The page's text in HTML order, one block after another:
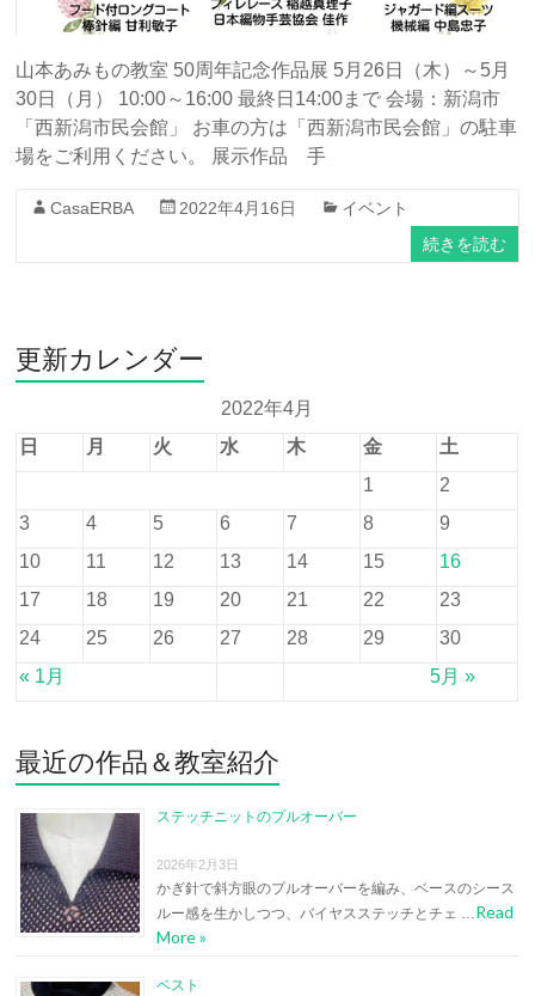
山本あみもの教室 50周年記念作品展 5月26日（木）～5月
30日（月） 10:00～16:00 最終日14:00まで 会場：新潟市
「西新潟市民会館」 お車の方は「西新潟市民会館」の駐車
場をご利用ください。 展示作品 手
CasaERBA 2022年4月16日 イベント
続きを読む
更新カレンダー
2022年4月
日
月 火 水 木 金 土
« 1月 5月 »
1
2
3
4 5 6 7 8
9
10
11 12 13 14 15
16
17
18 19 20 21 22
23
24
25 26 27 28 29 30
最近の作品＆教室紹介
ステッチニットのプルオーバー
2026年2月3日
かぎ針で斜方眼のプルオーバーを編み、ベースのシース
ルー感を生かしつつ、バイヤスステッチとチェ …Read
More »
ベスト